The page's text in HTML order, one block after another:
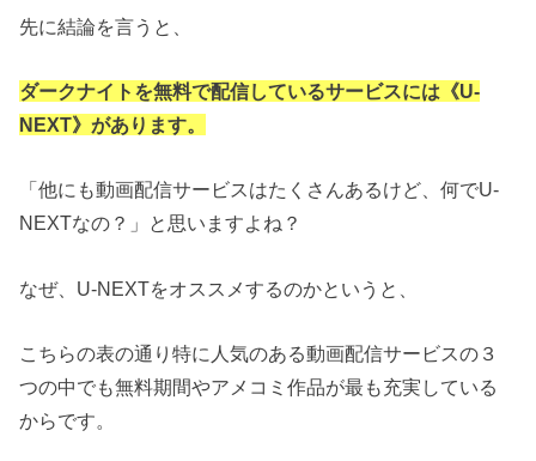
先に結論を言うと、
ダークナイトを無料で配信しているサービスには《U-
NEXT》があります。
「他にも動画配信サービスはたくさんあるけど、何でU-
NEXTなの？」と思いますよね？
なぜ、U-NEXTをオススメするのかというと、
こちらの表の通り特に人気のある動画配信サービスの３
つの中でも無料期間やアメコミ作品が最も充実している
からです。